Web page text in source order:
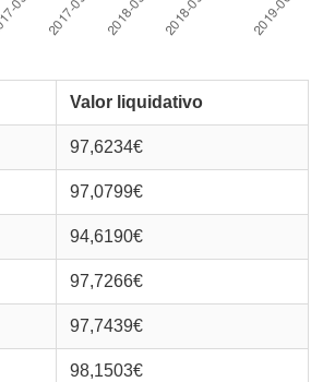
Valor liquidativo
97,6234€
97,0799€
94,6190€
97,7266€
97,7439€
98,1503€